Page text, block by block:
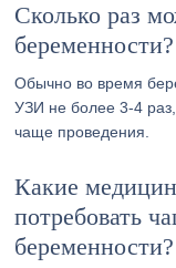
Сколько раз
беременности?
Обычно во время
УЗИ не более 3-4
чаще проведения.
Какие
потребовать
беременности?